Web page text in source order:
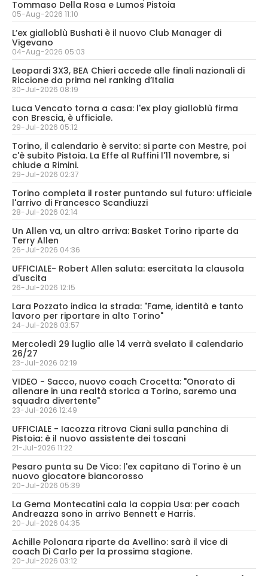
Tommaso Della Rosa e Lumos Pistoia
05-Aug-2026 11:10
L’ex gialloblù Bushati è il nuovo Club Manager di
Vigevano
04-Aug-2026 05:03
Leopardi 3X3, BEA Chieri accede alle finali nazionali di
Riccione da prima nel ranking d’Italia
30-Jul-2026 08:19
Luca Vencato torna a casa: l'ex play gialloblù firma
con Brescia, è ufficiale.
29-Jul-2026 05:12
Torino, il calendario è servito: si parte con Mestre, poi
c'è subito Pistoia. La Effe al Ruffini l'11 novembre, si
chiude a Rimini.
29-Jul-2026 02:37
Torino completa il roster puntando sul futuro: ufficiale
l'arrivo di Francesco Scandiuzzi
28-Jul-2026 02:14
Un Allen va, un altro arriva: Basket Torino riparte da
Terry Allen
26-Jul-2026 04:36
UFFICIALE- Robert Allen saluta: esercitata la clausola
d'uscita
26-Jul-2026 12:15
Lara Pozzato indica la strada: "Fame, identità e tanto
lavoro per riportare in alto Torino"
24-Jul-2026 03:57
Mercoledì 29 luglio alle 14 verrà svelato il calendario
26/27
23-Jul-2026 02:19
VIDEO - Sacco, nuovo coach Crocetta: "Onorato di
allenare in una realtà storica a Torino, saremo una
squadra divertente"
23-Jul-2026 12:49
UFFICIALE - Iacozza ritrova Ciani sulla panchina di
Pistoia: è il nuovo assistente dei toscani
21-Jul-2026 11:22
Pesaro punta su De Vico: l'ex capitano di Torino è un
nuovo giocatore biancorosso
20-Jul-2026 05:39
La Gema Montecatini cala la coppia Usa: per coach
Andreazza sono in arrivo Bennett e Harris.
20-Jul-2026 04:35
Achille Polonara riparte da Avellino: sarà il vice di
coach Di Carlo per la prossima stagione.
20-Jul-2026 03:12